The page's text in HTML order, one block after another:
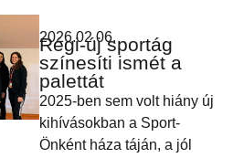
2026.02.06.
Régi-új sportág
színesíti ismét a
palettát
2025-ben sem volt hiány új
kihívásokban a Sport-
Önként háza táján, a jól